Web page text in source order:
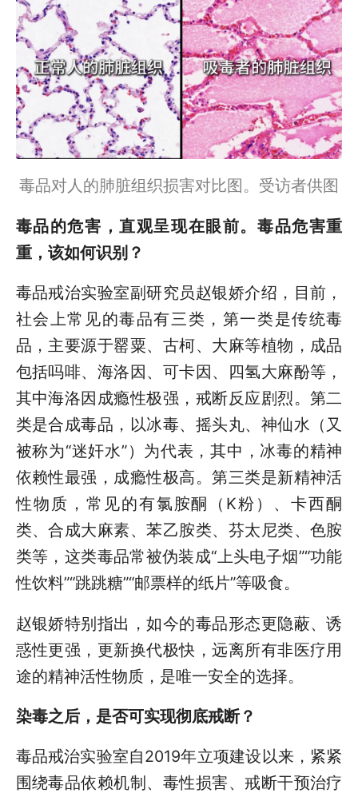
毒品对人的肺脏组织损害对比图。受访者供图
毒品的危害，直观呈现在眼前。毒品危害重
重，该如何识别？
毒品戒治实验室副研究员赵银娇介绍，目前，
社会上常见的毒品有三类，第一类是传统毒
品，主要源于罂粟、古柯、大麻等植物，成品
包括吗啡、海洛因、可卡因、四氢大麻酚等，
其中海洛因成瘾性极强，戒断反应剧烈。第二
类是合成毒品，以冰毒、摇头丸、神仙水（又
被称为“迷奸水”）为代表，其中，冰毒的精神
依赖性最强，成瘾性极高。第三类是新精神活
性物质，常见的有氯胺酮（K粉）、卡西酮
类、合成大麻素、苯乙胺类、芬太尼类、色胺
类等，这类毒品常被伪装成“上头电子烟”“功能
性饮料”“跳跳糖”“邮票样的纸片”等吸食。
赵银娇特别指出，如今的毒品形态更隐蔽、诱
惑性更强，更新换代极快，远离所有非医疗用
途的精神活性物质，是唯一安全的选择。
染毒之后，是否可实现彻底戒断？
毒品戒治实验室自2019年立项建设以来，紧紧
围绕毒品依赖机制、毒性损害、戒断干预治疗